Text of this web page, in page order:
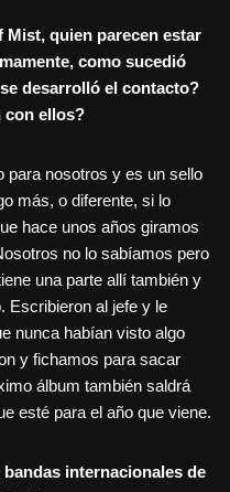
Mist, quien parecen estar
como sucedió
desarrolló el contacto?
con ellos?
para nosotros y es un sello
más, o diferente, si lo
hace unos años giramos
no lo sabíamos pero
una parte allí también y
Escribieron al jefe y le
nunca habían visto algo
y fichamos para sacar
álbum también saldrá
esté para el año que viene.
internacionales de